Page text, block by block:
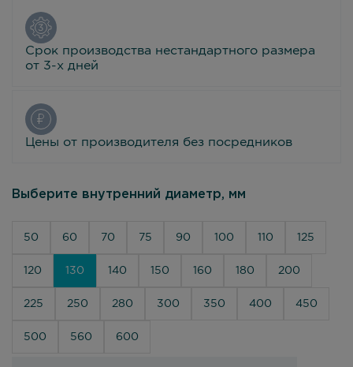
Срок производства нестандартного размера
от 3-х дней
Цены от производителя без посредников
Выберите внутренний диаметр, мм
50 60 70 75 90 100 110 125
120 130 140 150 160 180 200
225 250 280 300 350 400 450
500 560 600